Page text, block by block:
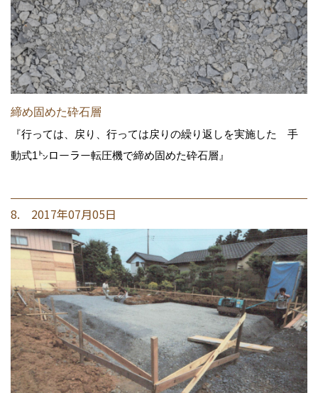
締め固めた砕石層
『行っては、戻り、行っては戻りの繰り返しを実施した 手
動式1㌧ローラー転圧機で締め固めた砕石層』
8. 2017年07月05日